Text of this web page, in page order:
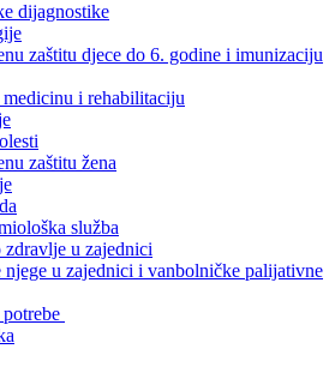
dijagnostike
zaštitu djece do 6. godine i imunizaciju
i rehabilitaciju
zaštitu žena
služba
zdravlje u zajednici
njege u zajednici i vanbolničke palijativne